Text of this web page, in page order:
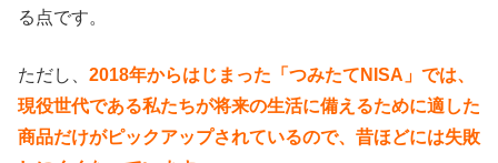
る点です。
ただし、 2018年からはじまった「つみたてNISA」では、
現役世代である私たちが将来の生活に備えるために適した
商品だけがピックアップされているので、昔ほどには失敗